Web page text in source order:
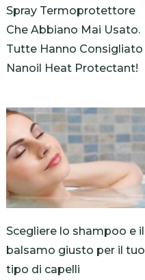
Spray Termoprotettore
Che Abbiano Mai Usato.
Tutte Hanno Consigliato
Nanoil Heat Protectant!
Scegliere lo shampoo e il
balsamo giusto per il tuo
tipo di capelli